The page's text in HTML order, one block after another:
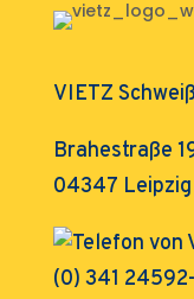
VIETZ
Brahestraße
04347 Leipzig